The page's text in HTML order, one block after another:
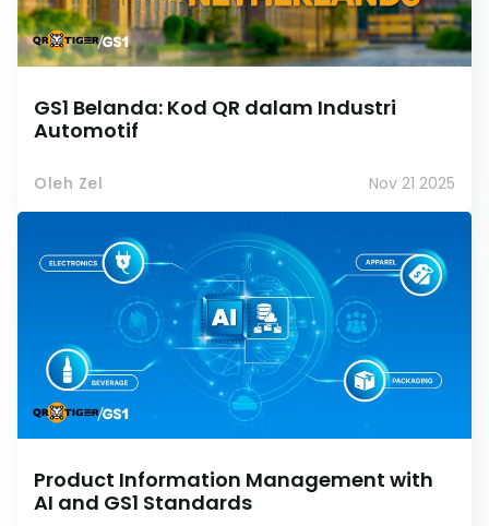
GS1 Belanda: Kod QR dalam Industri
Automotif
Oleh Zel Nov 21 2025
Product Information Management with
AI and GS1 Standards